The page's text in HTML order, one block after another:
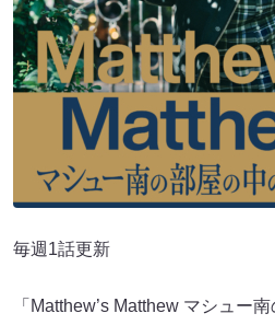
毎週1話更新
「Matthew’s Matthew マシュー